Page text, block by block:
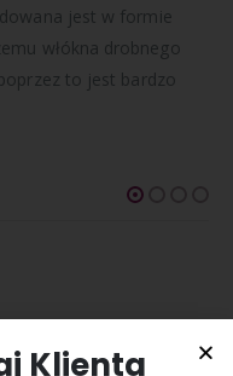
jest w formie
włókna drobnego
to jest bardzo
Klienta